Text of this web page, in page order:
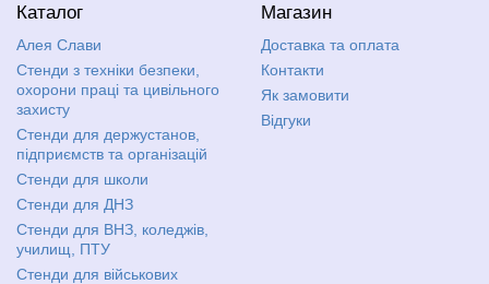
Каталог
Алея Слави
Стенди з техніки безпеки,
охорони праці та цивільного
захисту
Стенди для держустанов,
підприємств та організацій
Стенди для школи
Стенди для ДНЗ
Стенди для ВНЗ, коледжів,
училищ, ПТУ
Стенди для військових
Магазин
Доставка та оплата
Контакти
Як замовити
Відгуки